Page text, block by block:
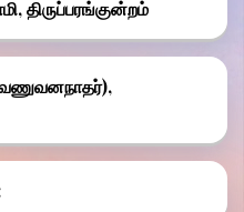
திருப்பரங்குன்றம்